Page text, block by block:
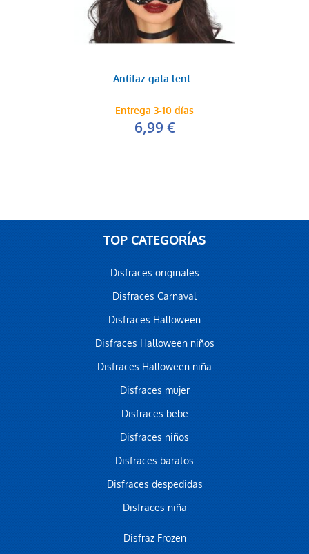
Antifaz gata lent...
Entrega 3-10 días
6,99 €
TOP CATEGORÍAS
Disfraces originales
Disfraces Carnaval
Disfraces Halloween
Disfraces Halloween niños
Disfraces Halloween niña
Disfraces mujer
Disfraces bebe
Disfraces niños
Disfraces baratos
Disfraces despedidas
Disfraces niña
Disfraz Frozen